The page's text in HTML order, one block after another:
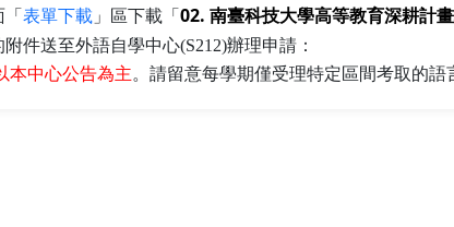
表單下載 」區下載「 02. 南臺科技大學高等教育深耕計
件送至外語自學中心(S212)辦理申請：
本中心公告為主。請留意每學期僅受理特定區間考取的語